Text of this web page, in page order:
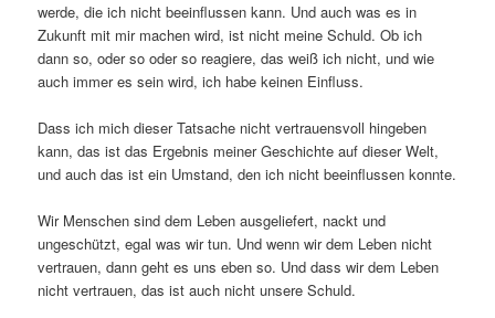
werde, die ich nicht beeinflussen kann. Und auch was es in
Zukunft mit mir machen wird, ist nicht meine Schuld. Ob ich
dann so, oder so oder so reagiere, das weiß ich nicht, und wie
auch immer es sein wird, ich habe keinen Einfluss.
Dass ich mich dieser Tatsache nicht vertrauensvoll hingeben
kann, das ist das Ergebnis meiner Geschichte auf dieser Welt,
und auch das ist ein Umstand, den ich nicht beeinflussen konnte.
Wir Menschen sind dem Leben ausgeliefert, nackt und
ungeschützt, egal was wir tun. Und wenn wir dem Leben nicht
vertrauen, dann geht es uns eben so. Und dass wir dem Leben
nicht vertrauen, das ist auch nicht unsere Schuld.